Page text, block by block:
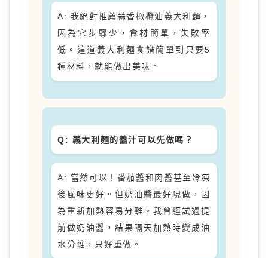
A: 我絕對推薦蒜香橄欖油義大利麵，
因為它步驟少，食材簡單，失敗率
低。這道義大利麵食譜簡單到只要5
種材料，就能做出美味。
Q: 義大利麵的醬汁可以先做嗎？
A: 當然可以！番茄醬和肉醬甚至冷凍
後風味更好。但奶油醬最好現做，因
為重新加熱容易分離。我曾經試過提
前做奶油醬，結果隔天加熱時變成油
水分離，只好重做。